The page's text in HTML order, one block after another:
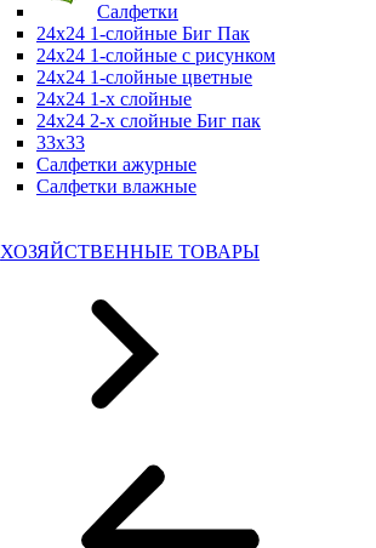
Салфетки
24х24 1-слойные Биг Пак
24х24 1-слойные с рисунком
24х24 1-слойные цветные
24х24 1-х слойные
24х24 2-х слойные Биг пак
33х33
Салфетки ажурные
Салфетки влажные
ХОЗЯЙСТВЕННЫЕ ТОВАРЫ